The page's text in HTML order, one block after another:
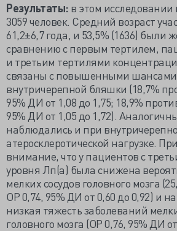
Результаты: в этом
3059 человек. Средний возраст
61,2±6,7 года, и 53,5% (1636)
сравнению с первым тертилем,
и третьим тертилями
связаны с повышенными
внутричерепной бляшки (18,7%
95% ДИ от 1,08 до 1,75; 18,9%
95% ДИ от 1,05 до 1,72).
наблюдались и при
атеросклеротической нагрузке.
внимание, что у пациентов с
уровня Лп(а) была снижена
мелких сосудов головного мозга
ОР 0,74, 95% ДИ от 0,60 до 0,92) и
низкая тяжесть заболеваний
головного мозга (ОР 0,76, 95% ДИ от